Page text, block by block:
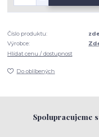
Číslo produktu:
Výrobce:
Hlídat cenu / dostupnost
Do oblíbených
Spolupracujeme